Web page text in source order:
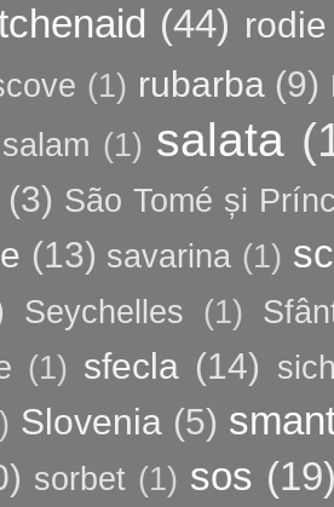
(44) rodie
(1) rubarba (9)
salam (1) salata
(3) São Tomé și
(13) savarina (1)
Seychelles (1)
(1) sfecla (14)
Slovenia (5)
sorbet (1) sos